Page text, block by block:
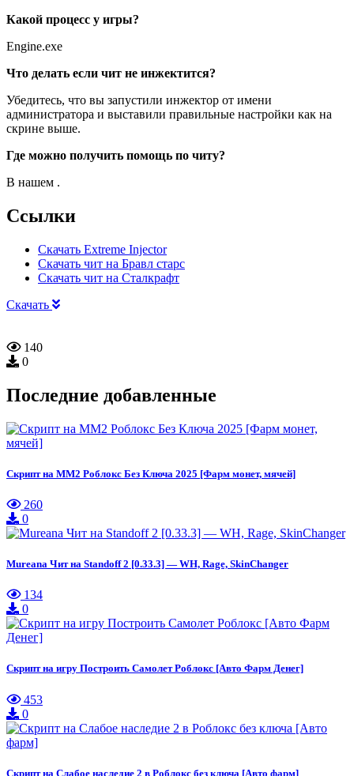
Какой процесс у игры?
Engine.exe
Что делать если чит не инжектится?
Убедитесь, что вы запустили инжектор от имени
администратора и выставили правильные настройки как на
скрине выше.
Где можно получить помощь по читу?
В нашем .
Ссылки
Скачать Extreme Injector
Скачать чит на Бравл старс
Скачать чит на Сталкрафт
Скачать
140
0
Последние добавленные
Скрипт на ММ2 Роблокс Без Ключа 2025 [Фарм монет, мячей]
260
0
Mureana Чит на Standoff 2 [0.33.3] — WH, Rage, SkinChanger
134
0
Скрипт на игру Построить Самолет Роблокс [Авто Фарм Денег]
453
0
Скрипт на Слабое наследие 2 в Роблокс без ключа [Авто фарм]